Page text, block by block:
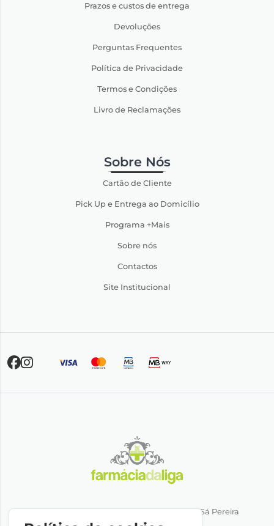
Prazos e custos de entrega
Devoluções
Perguntas Frequentes
Política de Privacidade
Termos e Condições
Livro de Reclamações
Sobre Nós
Cartão de Cliente
Pick Up e Entrega ao Domicílio
Programa +Mais
Sobre nós
Contactos
Site Institucional
Direção Técnica: Dra. Ana Rita Miranda de Sá Pereira
NIPC: 501064974